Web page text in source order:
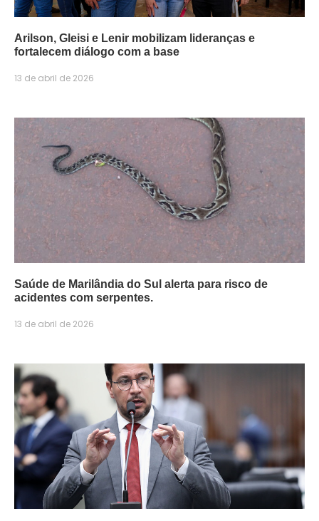
Arilson, Gleisi e Lenir mobilizam lideranças e
fortalecem diálogo com a base
13 de abril de 2026
Saúde de Marilândia do Sul alerta para risco de
acidentes com serpentes.
13 de abril de 2026